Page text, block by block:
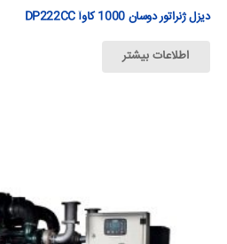
دیزل ژنراتور دوسان 1000 كاوآ DP222CC
اطلاعات بیشتر